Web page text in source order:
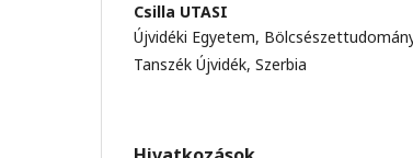
Csilla UTASI
Újvidéki Egyetem,
Tanszék Újvidék, Szerbia